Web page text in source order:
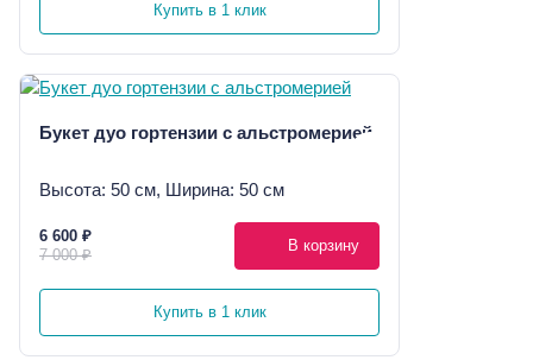
Купить в 1 клик
Букет дуо гортензии с альстромерией
Высота: 50 см, Ширина: 50 см
6 600 ₽
7 000 ₽
В корзину
Купить в 1 клик